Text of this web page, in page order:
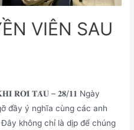
VIÊN SAU
𝐑𝐎̛̀𝐈 𝐓𝐀̀𝐔 – 𝟐𝟖/𝟏𝟏 Ngày
đầy ý nghĩa cùng các anh
không chỉ là dịp để chúng